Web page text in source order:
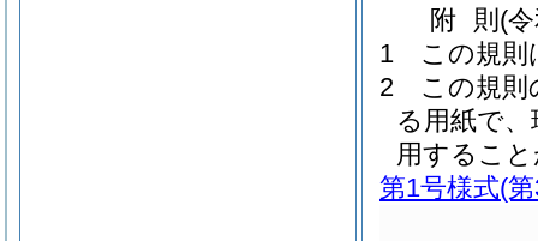
附 則 (
1
この規則
2
この規則
る用紙で
用するこ
第1号様式(